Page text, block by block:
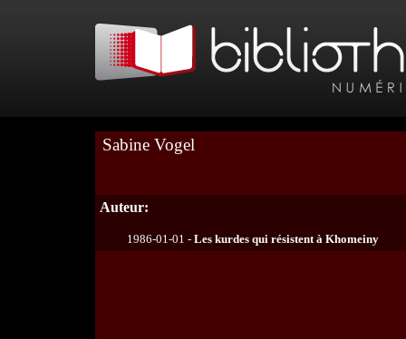
Sabine Vogel
Auteur:
1986-01-01 - Les kurdes qui résistent à Khomeiny